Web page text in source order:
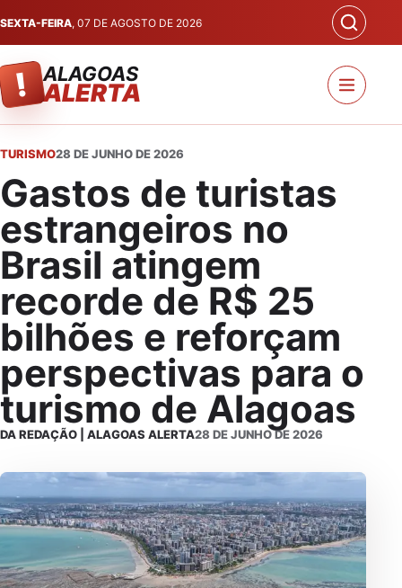
SEXTA-FEIRA, 07 DE AGOSTO DE 2026
! ALAGOAS
ALERTA
TURISMO28 DE JUNHO DE 2026
Gastos de turistas
estrangeiros no
Brasil atingem
recorde de R$ 25
bilhões e reforçam
perspectivas para o
turismo de Alagoas
DA REDAÇÃO | ALAGOAS ALERTA28 DE JUNHO DE 2026